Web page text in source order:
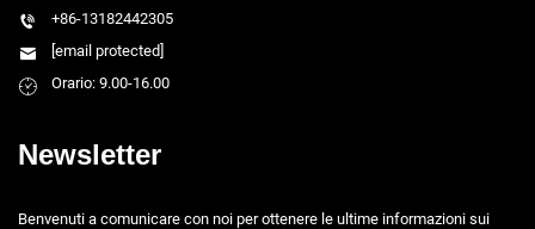
+86-13182442305
[email protected]
Orario: 9.00-16.00
Newsletter
Benvenuti a comunicare con noi per ottenere le ultime informazioni sui